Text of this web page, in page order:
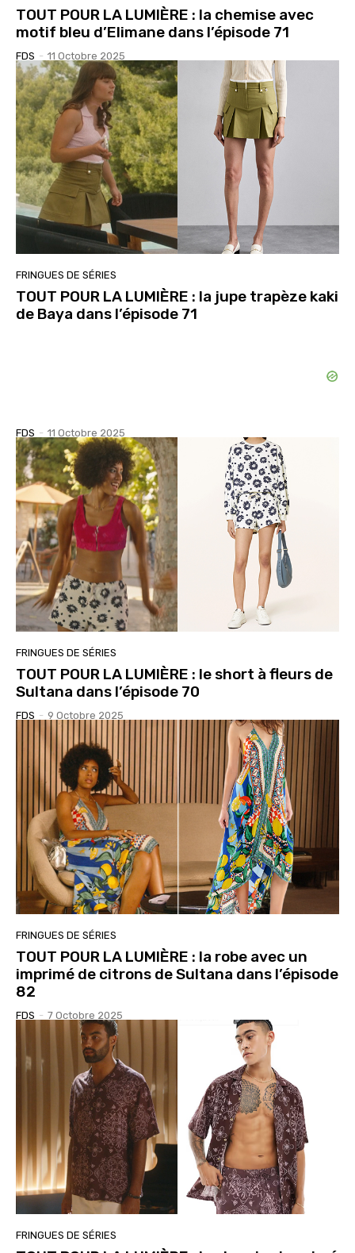
TOUT POUR LA LUMIÈRE : la chemise avec
motif bleu d’Elimane dans l’épisode 71
FDS - 11 Octobre 2025
FRINGUES DE SÉRIES
TOUT POUR LA LUMIÈRE : la jupe trapèze kaki
de Baya dans l’épisode 71
FDS - 11 Octobre 2025
FRINGUES DE SÉRIES
TOUT POUR LA LUMIÈRE : le short à fleurs de
Sultana dans l’épisode 70
FDS - 9 Octobre 2025
FRINGUES DE SÉRIES
TOUT POUR LA LUMIÈRE : la robe avec un
imprimé de citrons de Sultana dans l’épisode
82
FDS - 7 Octobre 2025
FRINGUES DE SÉRIES